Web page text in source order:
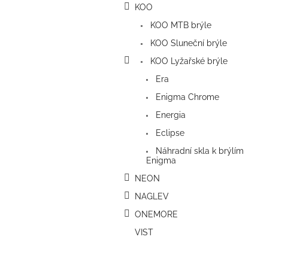
KOO
KOO MTB brýle
KOO Sluneční brýle
KOO Lyžařské brýle
Era
Enigma Chrome
Energia
Eclipse
Náhradní skla k brýlím
Enigma
NEON
NAGLEV
ONEMORE
VIST